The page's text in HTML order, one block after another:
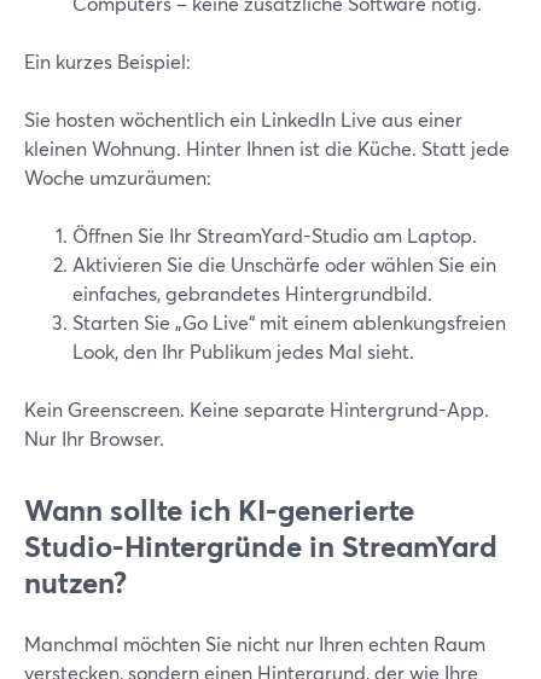
Ein kurzes Beispiel:
Sie hosten wöchentlich ein LinkedIn Live aus einer
kleinen Wohnung. Hinter Ihnen ist die Küche. Statt jede
Woche umzuräumen:
Öffnen Sie Ihr StreamYard-Studio am Laptop.
Aktivieren Sie die Unschärfe oder wählen Sie ein
einfaches, gebrandetes Hintergrundbild.
Starten Sie „Go Live“ mit einem ablenkungsfreien
Look, den Ihr Publikum jedes Mal sieht.
Kein Greenscreen. Keine separate Hintergrund-App.
Nur Ihr Browser.
Wann sollte ich KI-generierte
Studio-Hintergründe in StreamYard
nutzen?
Manchmal möchten Sie nicht nur Ihren echten Raum
verstecken, sondern einen Hintergrund, der wie Ihre